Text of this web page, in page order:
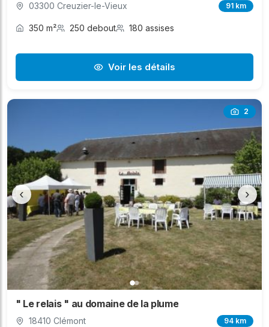
03300 Creuzier-le-Vieux 91 km
350 m² 250 debout 180 assises
Voir les détails
2
‹ ›
" Le relais " au domaine de la plume
18410 Clémont 94 km